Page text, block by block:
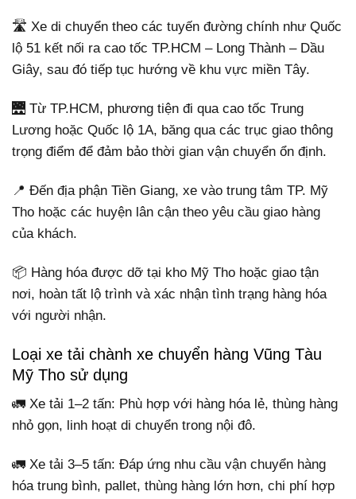
🛣️ Xe di chuyển theo các tuyến đường chính như Quốc
lộ 51 kết nối ra cao tốc TP.HCM – Long Thành – Dầu
Giây, sau đó tiếp tục hướng về khu vực miền Tây.
🌉 Từ TP.HCM, phương tiện đi qua cao tốc Trung
Lương hoặc Quốc lộ 1A, băng qua các trục giao thông
trọng điểm để đảm bảo thời gian vận chuyển ổn định.
📍 Đến địa phận Tiền Giang, xe vào trung tâm TP. Mỹ
Tho hoặc các huyện lân cận theo yêu cầu giao hàng
của khách.
📦 Hàng hóa được dỡ tại kho Mỹ Tho hoặc giao tận
nơi, hoàn tất lộ trình và xác nhận tình trạng hàng hóa
với người nhận.
Loại xe tải chành xe chuyển hàng Vũng Tàu
Mỹ Tho sử dụng
🚛 Xe tải 1–2 tấn: Phù hợp với hàng hóa lẻ, thùng hàng
nhỏ gọn, linh hoạt di chuyển trong nội đô.
🚛 Xe tải 3–5 tấn: Đáp ứng nhu cầu vận chuyển hàng
hóa trung bình, pallet, thùng hàng lớn hơn, chi phí hợp